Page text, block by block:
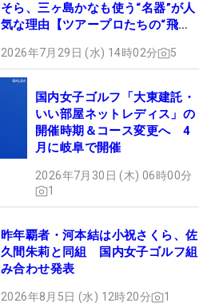
そら、三ヶ島かなも使う“名器”が人
気な理由【ツアープロたちの“飛ば
2026年7月29日 (水) 14時02分 5
国内女子ゴルフ「大東建託・
いい部屋ネットレディス」の
開催時期＆コース変更へ 4
月に岐阜で開催
2026年7月30日 (木) 06時00分
1
昨年覇者・河本結は小祝さくら、佐
久間朱莉と同組 国内女子ゴルフ組
み合わせ発表
2026年8月5日 (水) 12時20分 1